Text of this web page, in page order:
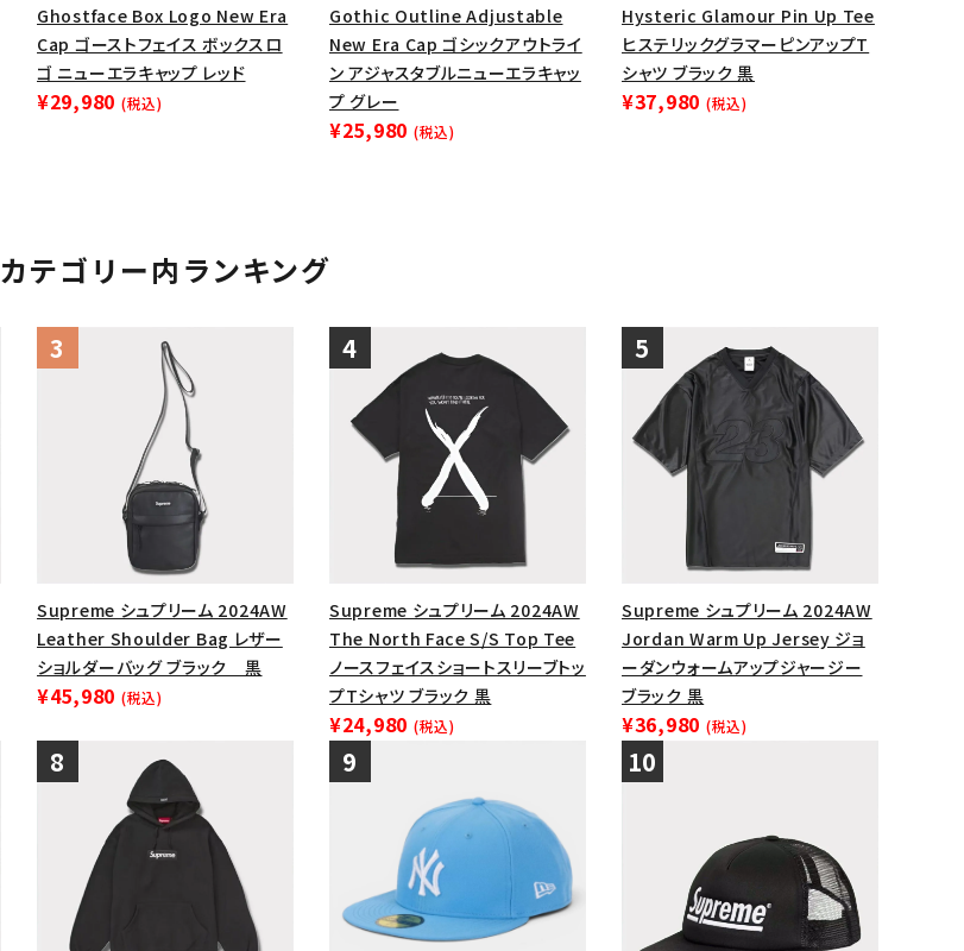
Ghostface Box Logo New Era
Cap ゴーストフェイス ボックスロ
ゴ ニューエラキャップ レッド
¥29,980 (税込)
Gothic Outline Adjustable
New Era Cap ゴシックアウトライ
ン アジャスタブルニューエラキャッ
プ グレー
¥25,980 (税込)
Hysteric Glamour Pin Up Tee
ヒステリックグラマーピンアップT
シャツ ブラック 黒
¥37,980 (税込)
カテゴリー内ランキング
Supreme シュプリーム 2024AW
Leather Shoulder Bag レザー
ショルダーバッグ ブラック 黒
¥45,980 (税込)
Supreme シュプリーム 2024AW
The North Face S/S Top Tee
ノースフェイスショートスリーブトッ
プTシャツ ブラック 黒
¥24,980 (税込)
Supreme シュプリーム 2024AW
Jordan Warm Up Jersey ジョ
ーダンウォームアップジャージー
ブラック 黒
¥36,980 (税込)